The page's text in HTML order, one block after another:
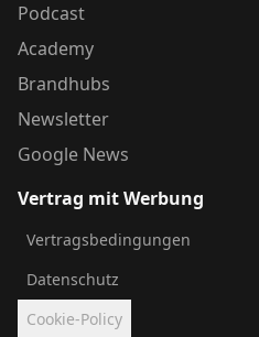
Podcast
Academy
Brandhubs
Newsletter
Google News
Vertrag mit Werbung
Vertragsbedingungen
Datenschutz
Cookie-Policy